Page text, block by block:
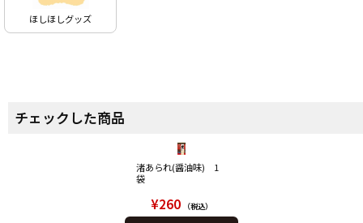
ほしほしグッズ
チェックした商品
渚あられ(醤油味) 1
袋
¥260 （税込）